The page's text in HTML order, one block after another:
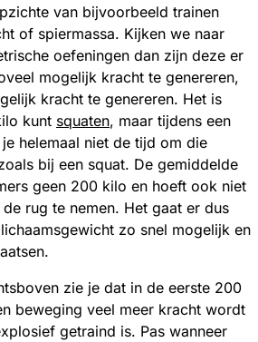
van bijvoorbeeld trainen
of spiermassa. Kijken we naar
oefeningen dan zijn deze er
mogelijk kracht te genereren,
kracht te genereren. Het is
kunt squaten, maar tijdens een
helemaal niet de tijd om die
bij een squat. De gemiddelde
geen 200 kilo en hoeft ook niet
rug te nemen. Het gaat er dus
zo snel mogelijk en
zie je dat in de eerste 200
beweging veel meer kracht wordt
getraind is. Pas wanneer